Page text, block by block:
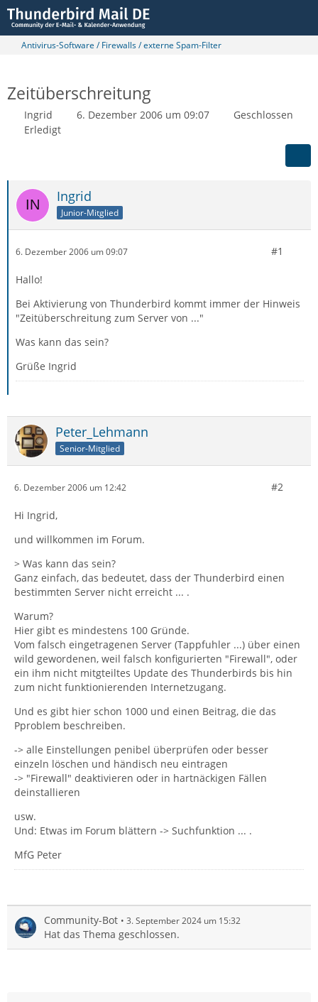
Antivirus-Software / Firewalls / externe Spam-Filter
Zeitüberschreitung
Ingrid 6. Dezember 2006 um 09:07
Geschlossen
Erledigt
Ingrid
Junior-Mitglied
6. Dezember 2006 um 09:07 #1
Hallo!
Bei Aktivierung von Thunderbird kommt immer der Hinweis
"Zeitüberschreitung zum Server von ..."
Was kann das sein?
Grüße Ingrid
Peter_Lehmann
Senior-Mitglied
6. Dezember 2006 um 12:42 #2
Hi Ingrid,
und willkommen im Forum.
> Was kann das sein?
Ganz einfach, das bedeutet, dass der Thunderbird einen
bestimmten Server nicht erreicht ... .
Warum?
Hier gibt es mindestens 100 Gründe.
Vom falsch eingetragenen Server (Tappfuhler ...) über einen
wild gewordenen, weil falsch konfigurierten "Firewall", oder
ein ihm nicht mitgteiltes Update des Thunderbirds bis hin
zum nicht funktionierenden Internetzugang.
Und es gibt hier schon 1000 und einen Beitrag, die das
Pproblem beschreiben.
-> alle Einstellungen penibel überprüfen oder besser
einzeln löschen und händisch neu eintragen
-> "Firewall" deaktivieren oder in hartnäckigen Fällen
deinstallieren
usw.
Und: Etwas im Forum blättern -> Suchfunktion ... .
MfG Peter
Community-Bot 3. September 2024 um 15:32
Hat das Thema geschlossen.